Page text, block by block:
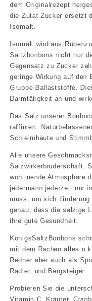
dem Originalrezept
die Zutat Zucker ersetzt
Isomalt.
Isomalt wird aus
Saltzbonbons nicht nur
Gegensatz zu Zucker
geringe Wirkung auf den
Gruppe Ballaststoffe.
Darmtätigkeit an und
Das Salz unserer
raffiniert.
Schleimhäute und
Alle unsere
Salzwirkerbruderschaft.
wohltuende Atmosphäre
jedermann jederzeit nur
muss, um sich
genau, dass die salzige
ihre gute Gesundheit.
KönigsSaltzBonbons
mit dem Rachen alles
Redner aber auch als
Radler, und Bergsteiger.
Probieren Sie die
Vitamin C, Kräuter,